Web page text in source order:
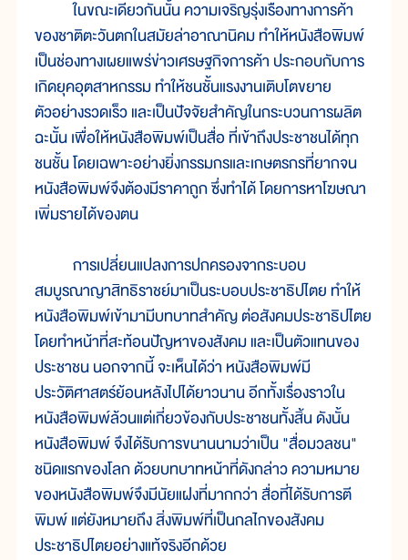
ในขณะเดียวกันนั้น ความเจริญรุ่งเรืองทางการค้า
ของชาติตะวันตกในสมัยล่าอาณานิคม ทำให้หนังสือพิมพ์
เป็นช่องทางเผยแพร่ข่าวเศรษฐกิจการค้า ประกอบกับการ
เกิดยุคอุตสาหกรรม ทำให้ชนชั้นแรงงานเติบโตขยาย
ตัวอย่างรวดเร็ว และเป็นปัจจัยสำคัญในกระบวนการผลิต
ฉะนั้น เพื่อให้หนังสือพิมพ์เป็นสื่อ ที่เข้าถึงประชาชนได้ทุก
ชนชั้น โดยเฉพาะอย่างยิ่งกรรมกรและเกษตรกรที่ยากจน
หนังสือพิมพ์จึงต้องมีราคาถูก ซึ่งทำได้ โดยการหาโฆษณา
เพิ่มรายได้ของตน
การเปลี่ยนแปลงการปกครองจากระบอบ
สมบูรณาญาสิทธิราชย์มาเป็นระบอบประชาธิปไตย ทำให้
หนังสือพิมพ์เข้ามามีบทบาทสำคัญ ต่อสังคมประชาธิปไตย
โดยทำหน้าที่สะท้อนปัญหาของสังคม และเป็นตัวแทนของ
ประชาชน นอกจากนี้ จะเห็นได้ว่า หนังสือพิมพ์มี
ประวัติศาสตร์ย้อนหลังไปได้ยาวนาน อีกทั้งเรื่องราวใน
หนังสือพิมพ์ล้วนแต่เกี่ยวข้องกับประชาชนทั้งสิ้น ดังนั้น
หนังสือพิมพ์ จึงได้รับการขนานนามว่าเป็น "สื่อมวลชน"
ชนิดแรกของโลก ด้วยบทบาทหน้าที่ดังกล่าว ความหมาย
ของหนังสือพิมพ์จึงมีนัยแฝงที่มากกว่า สื่อที่ได้รับการตี
พิมพ์ แต่ยังหมายถึง สิ่งพิมพ์ที่เป็นกลไกของสังคม
ประชาธิปไตยอย่างแท้จริงอีกด้วย